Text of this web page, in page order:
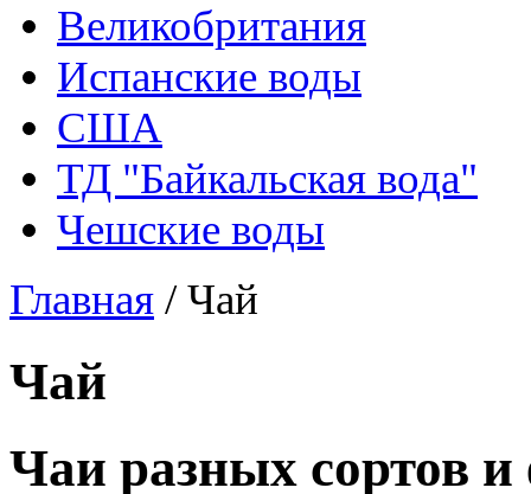
Великобритания
Испанские воды
США
ТД "Байкальская вода"
Чешские воды
Главная /Чай
Чай
Чаи разных сортов и